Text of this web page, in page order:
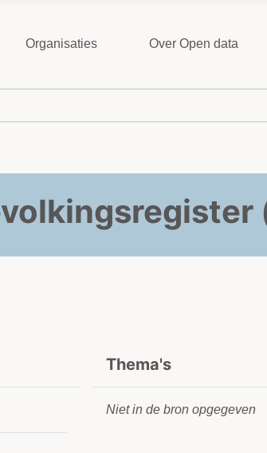
Organisaties Over Open data
Thema's
Niet in de bron opgegeven